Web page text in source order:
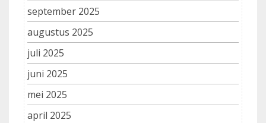
september 2025
augustus 2025
juli 2025
juni 2025
mei 2025
april 2025